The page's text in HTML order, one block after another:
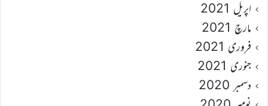
اپریل 2021
مارچ 2021
فروری 2021
جنوری 2021
دسمبر 2020